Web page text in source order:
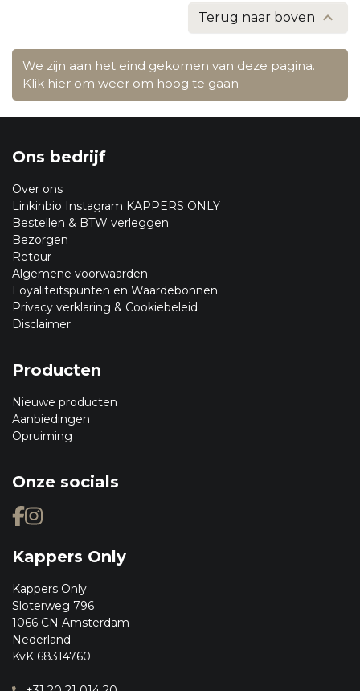
Terug naar boven 
We zijn aan het eind gekomen van deze pagina.
Klik hier om weer om hoog te gaan
Ons bedrijf
Over ons
Linkinbio Instagram KAPPERS ONLY
Bestellen & BTW verleggen
Bezorgen
Retour
Algemene voorwaarden
Loyaliteitspunten en Waardebonnen
Privacy verklaring & Cookiebeleid
Disclaimer
Producten
Nieuwe producten
Aanbiedingen
Opruiming
Onze socials
Kappers Only
Kappers Only
Sloterweg 796
1066 CN Amsterdam
Nederland
KvK 68314760